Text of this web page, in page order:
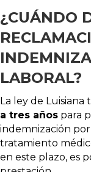
¿CUÁNDO
LABORAL?
La ley de
a tres años para
indemnización
tratamiento
en este plazo, es